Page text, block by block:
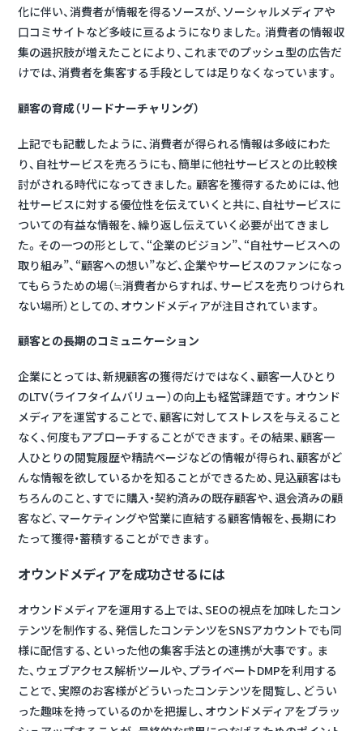
化に伴い、消費者が情報を得るソースが、ソーシャルメディアや
口コミサイトなど多岐に亘るようになりました。消費者の情報収
集の選択肢が増えたことにより、これまでのプッシュ型の広告だ
けでは、消費者を集客する手段としては足りなくなっています。
顧客の育成（リードナーチャリング）
上記でも記載したように、消費者が得られる情報は多岐にわた
り、自社サービスを売ろうにも、簡単に他社サービスとの比較検
討がされる時代になってきました。顧客を獲得するためには、他
社サービスに対する優位性を伝えていくと共に、自社サービスに
ついての有益な情報を、繰り返し伝えていく必要が出てきまし
た。その一つの形として、“企業のビジョン”、“自社サービスへの
取り組み”、“顧客への想い”など、企業やサービスのファンになっ
てもらうための場（≒消費者からすれば、サービスを売りつけられ
ない場所）としての、オウンドメディアが注目されています。
顧客との長期のコミュニケーション
企業にとっては、新規顧客の獲得だけではなく、顧客一人ひとり
のLTV（ライフタイムバリュー）の向上も経営課題です。オウンド
メディアを運営することで、顧客に対してストレスを与えること
なく、何度もアプローチすることができます。その結果、顧客一
人ひとりの閲覧履歴や精読ページなどの情報が得られ、顧客がど
んな情報を欲しているかを知ることができるため、見込顧客はも
ちろんのこと、すでに購入・契約済みの既存顧客や、退会済みの顧
客など、マーケティングや営業に直結する顧客情報を、長期にわ
たって獲得・蓄積することができます。
オウンドメディアを成功させるには
オウンドメディアを運用する上では、SEOの視点を加味したコン
テンツを制作する、発信したコンテンツをSNSアカウントでも同
様に配信する、といった他の集客手法との連携が大事です。ま
た、ウェブアクセス解析ツールや、プライベートDMPを利用する
ことで、実際のお客様がどういったコンテンツを閲覧し、どうい
った趣味を持っているのかを把握し、オウンドメディアをブラッ